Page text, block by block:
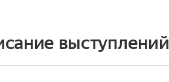
выступлений